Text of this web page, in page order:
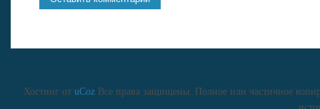
Хостинг от uCozВсе права защищены. Полное или частичное